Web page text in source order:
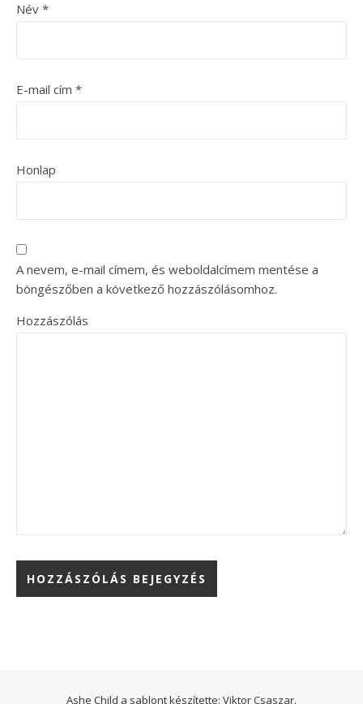
Név *
E-mail cím *
Honlap
A nevem, e-mail címem, és weboldalcímem mentése a
böngészőben a következő hozzászólásomhoz.
Hozzászólás
Ashe Child a sablont készítette: Viktor Csaszar.